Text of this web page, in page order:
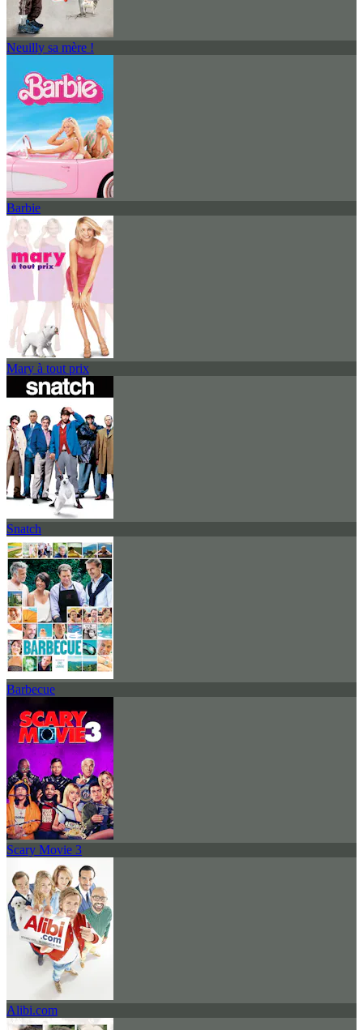
Neuilly sa mère !
Barbie
Mary à tout prix
Snatch
Barbecue
Scary Movie 3
Alibi.com